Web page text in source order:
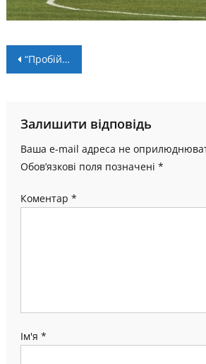
Навігація
“Пробій” запланував спаринг з учасником обласних змагань
Залишити відповідь
Ваша e-mail адреса не
Обов’язкові поля позначені *
Коментар *
Ім'я *